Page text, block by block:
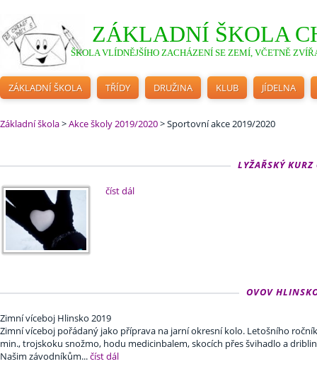
ZÁKLADNÍ ŠKOLA
ŠKOLA VLÍDNĚJŠÍHO ZACHÁZENÍ SE ZEMÍ, VČETNĚ
ZÁKLADNÍ ŠKOLA TŘÍDY DRUŽINA KLUB JÍDELNA
Základní škola>Akce školy 2019/2020>Sportovní akce 2019/2020
LYŽAŘSKÝ
číst dál
OVOV
Zimní víceboj Hlinsko 2019
Zimní víceboj pořádaný jako příprava na jarní okresní kolo. Letošního
min., trojskoku snožmo, hodu medicinbalem, skocích přes švihadlo a
Našim závodníkům...číst dál